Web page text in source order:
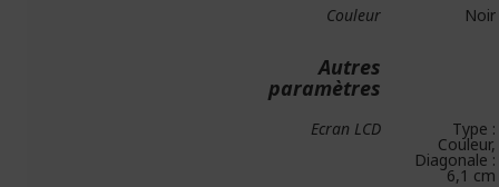
Couleur
Noir
Autres
paramètres
Ecran LCD Type :
Couleur,
Diagonale :
6,1 cm